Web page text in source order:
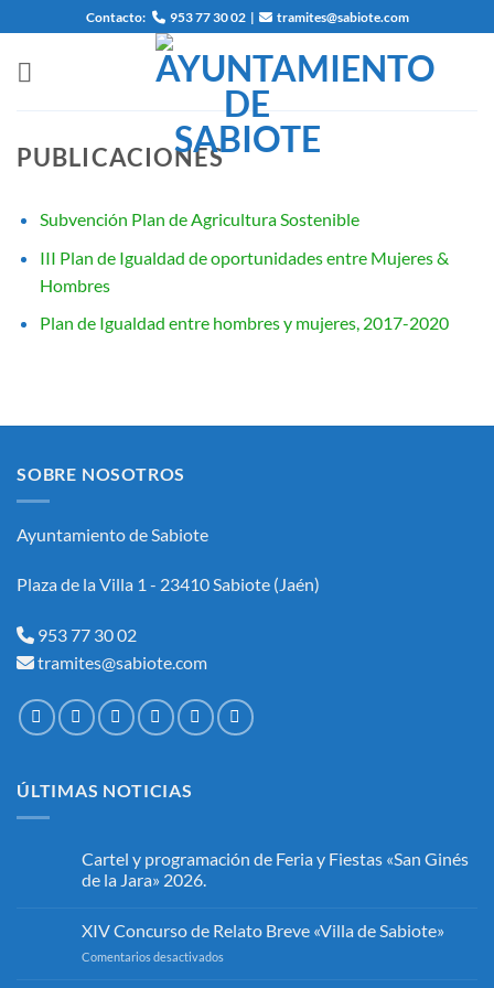
al
contenido
Contacto: 953 77 30 02| tramites@sabiote.com
PUBLICACIONES
Subvención Plan de Agricultura Sostenible
III Plan de Igualdad de oportunidades entre Mujeres &
Hombres
Plan de Igualdad entre hombres y mujeres, 2017-2020
SOBRE NOSOTROS
Ayuntamiento de Sabiote
Plaza de la Villa 1 - 23410 Sabiote (Jaén)
953 77 30 02
tramites@sabiote.com
ÚLTIMAS NOTICIAS
Cartel y programación de Feria y Fiestas «San Ginés
de la Jara» 2026.
comentarios
Cartel
XIV Concurso de Relato Breve «Villa de Sabiote»
Comentarios desactivados